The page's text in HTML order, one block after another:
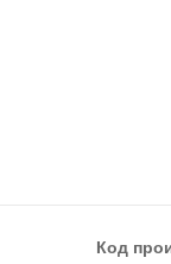
Код